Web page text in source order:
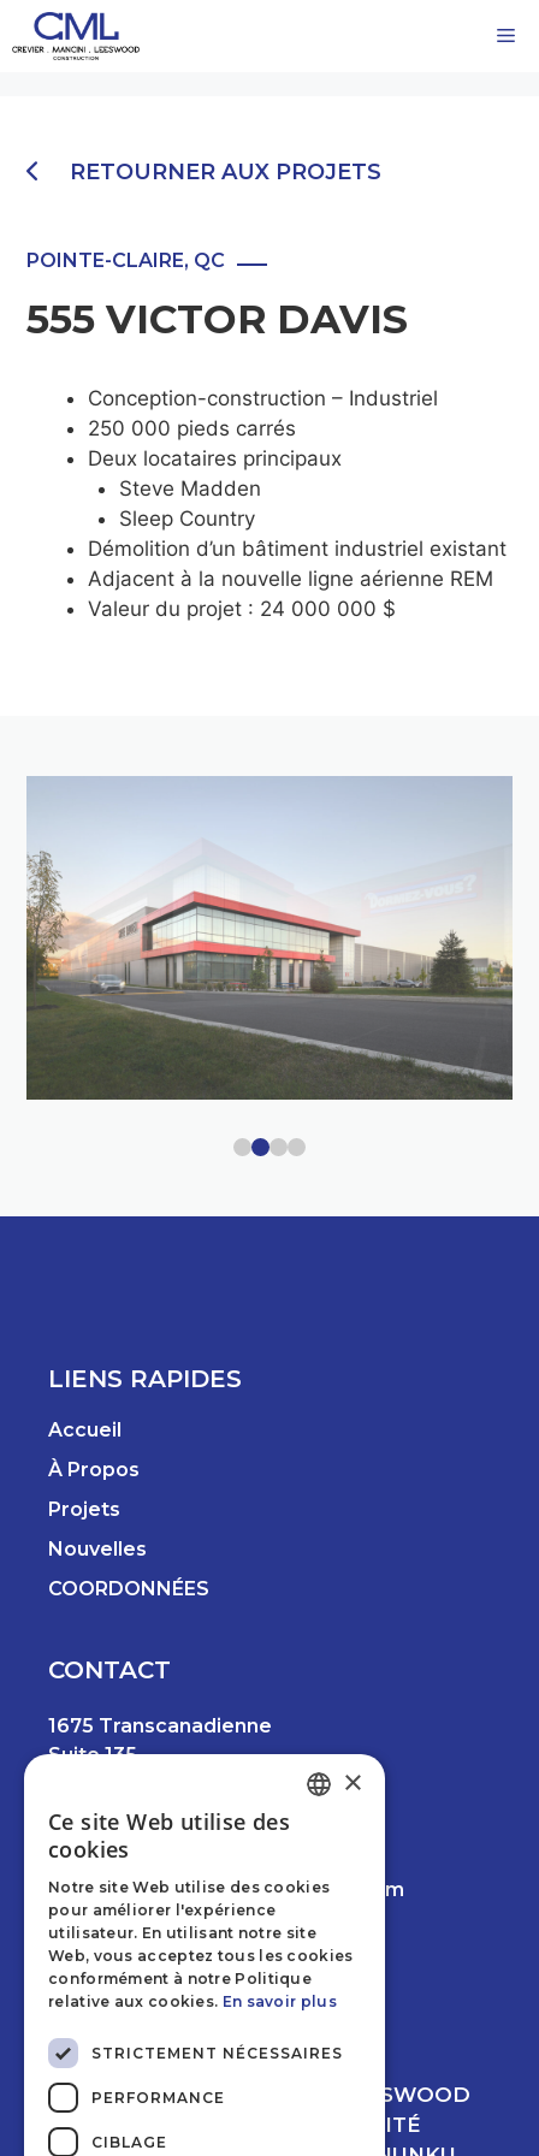
Aller
au
RETOURNER AUX PROJETS
POINTE-CLAIRE, QC
555 VICTOR DAVIS
Conception-construction – Industriel
250 000 pieds carrés
Deux locataires principaux
Steve Madden
Sleep Country
Démolition d’un bâtiment industriel existant
Adjacent à la nouvelle ligne aérienne REM
Valeur du projet : 24 000 000 $
RBQ 5817-1422-01
© 2026 CREVIER MANCINI LEESWOOD
POLITIQUE DE CONFIDENTIALITÉ
LIENS RAPIDES
Accueil
À Propos
Projets
Nouvelles
COORDONNÉES
CONTACT
1675 Transcanadienne
Suite 135
514.457.6745
info@creviermancinileeswood.com
Facebook
Instagram
LinkedIn
×
Ce site Web utilise des
cookies
Notre site Web utilise des cookies
pour améliorer l'expérience
utilisateur. En utilisant notre site
Web, vous acceptez tous les cookies
conformément à notre Politique
relative aux cookies. En savoir plus
STRICTEMENT NÉCESSAIRES
PERFORMANCE
CIBLAGE